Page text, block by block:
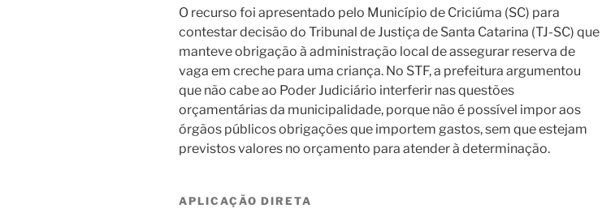
O recurso foi apresentado pelo Município de Criciúma (SC) para
contestar decisão do Tribunal de Justiça de Santa Catarina (TJ-SC) que
manteve obrigação à administração local de assegurar reserva de
vaga em creche para uma criança. No STF, a prefeitura argumentou
que não cabe ao Poder Judiciário interferir nas questões
orçamentárias da municipalidade, porque não é possível impor aos
órgãos públicos obrigações que importem gastos, sem que estejam
previstos valores no orçamento para atender à determinação.
APLICAÇÃO DIRETA